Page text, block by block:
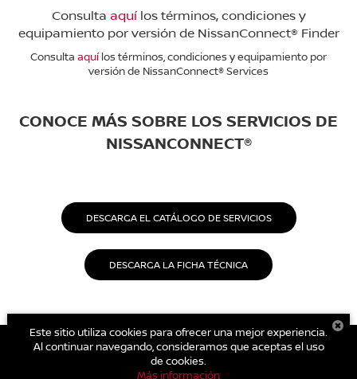
Consulta aquílos términos, condiciones y
equipamiento por versión de NissanConnect® Finder
Consulta aquílos términos, condiciones y equipamiento por
versión de NissanConnect® Services
CONOCE MÁS SOBRE LOS SERVICIOS DE
NISSANCONNECT®
DESCARGA EL CATÁLOGO DE SERVICIOS
DESCARGA LA FICHA TÉCNICA
Carretera Libre Mexico Pachuca Km. 39.5
Este sitio utiliza cookies para ofrecer una mejor experiencia.
Al continuar navegando, consideramos que aceptas el uso
de cookies.
Más información